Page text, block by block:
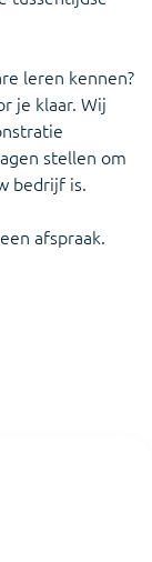
leren kennen?
je klaar. Wij
stellen om
bedrijf is.
afspraak.